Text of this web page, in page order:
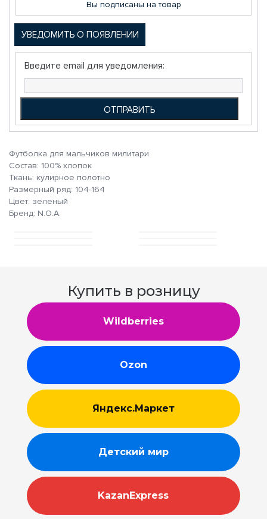
Вы подписаны на товар
УВЕДОМИТЬ О ПОЯВЛЕНИИ
Введите email для уведомления:
Футболка для мальчиков милитари
Состав: 100% хлопок
Ткань: кулирное полотно
Размерный ряд: 104-164
Цвет: зеленый
Бренд: N.O.A.
Купить в розницу
Wildberries
Ozon
Яндекс.Маркет
Детский мир
KazanExpress